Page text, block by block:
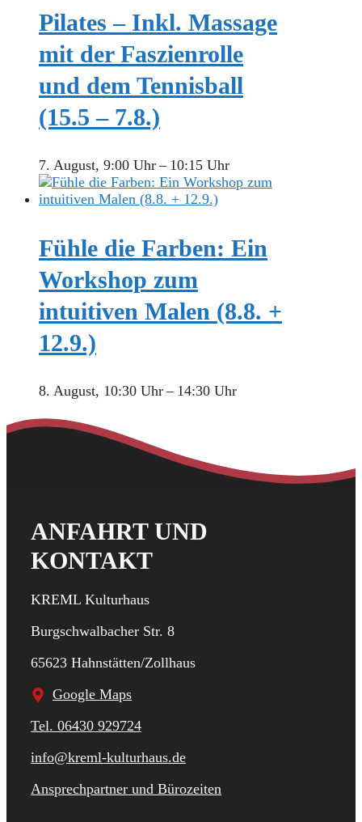
Pilates – Inkl. Massage
mit der Faszienrolle
und dem Tennisball
(15.5 – 7.8.)
7. August, 9:00 Uhr– 10:15 Uhr
Fühle die Farben: Ein
Workshop zum
intuitiven Malen (8.8. +
12.9.)
8. August, 10:30 Uhr– 14:30 Uhr
ANFAHRT UND
KONTAKT
KREML Kulturhaus
Burgschwalbacher Str. 8
65623 Hahnstätten/Zollhaus
Google Maps
Tel. 06430 929724
info@kreml-kulturhaus.de
Ansprechpartner und Bürozeiten